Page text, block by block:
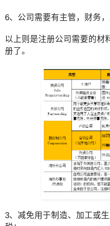
6、公司需要有主管，财务
以上则是注册公司需要的材
册了。
3、减免用于制造、加工或